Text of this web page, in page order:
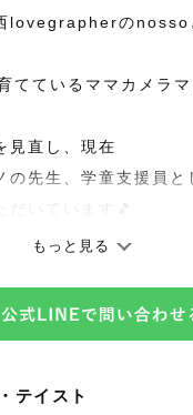
lovegrapherのnosso
てているママカメラ
見直し、現在
の先生、学童支援員と
タニティフォト、ナチ
もっと見る
テイスト